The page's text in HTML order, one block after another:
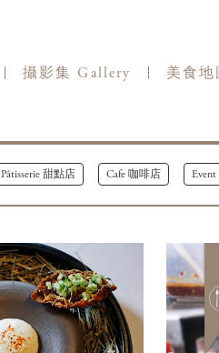
攝影集 Gallery 美食
Pâtisserie 甜點店 Cafe 咖啡店